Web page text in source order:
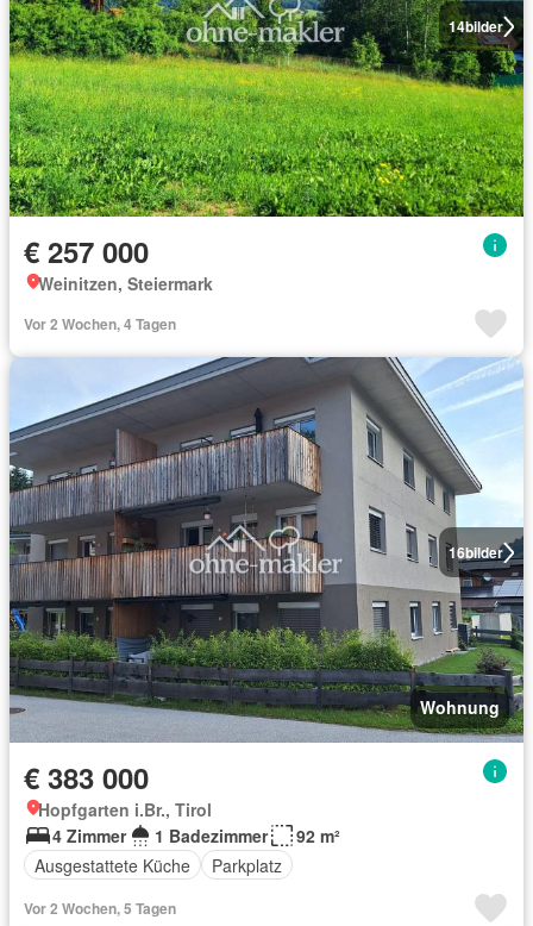
14bilder
€ 257 000
Weinitzen, Steiermark
Vor 2 Wochen, 4 Tagen
16bilder
Wohnung
€ 383 000
Hopfgarten i.Br., Tirol
4 Zimmer
1 Badezimmer
92 m²
Ausgestattete Küche
Parkplatz
Vor 2 Wochen, 5 Tagen